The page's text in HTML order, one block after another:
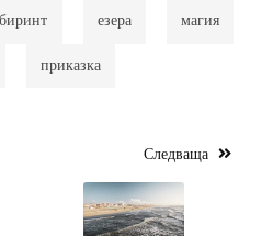
езера магия
приказка
Следваща